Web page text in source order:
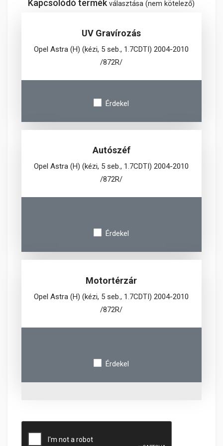
Kapcsolódó termékválasztása (nem kötelező)
UV Gravírozás
Opel Astra (H) (kézi, 5 seb., 1.7CDTI) 2004-2010
/872R/
Érdekel
Autószéf
Opel Astra (H) (kézi, 5 seb., 1.7CDTI) 2004-2010
/872R/
Érdekel
Motortérzár
Opel Astra (H) (kézi, 5 seb., 1.7CDTI) 2004-2010
/872R/
Érdekel